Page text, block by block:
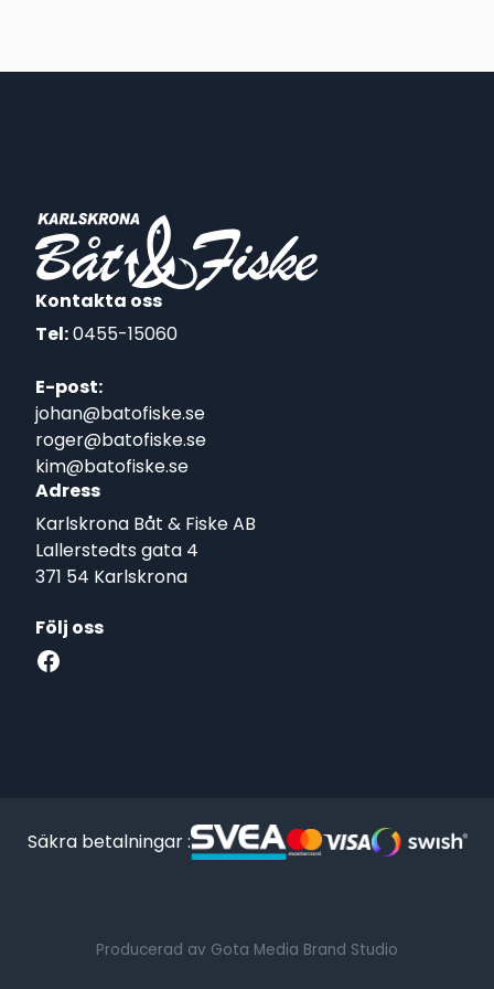
Kontakta oss
Tel:0455-15060
E-post:
johan@batofiske.se
roger@batofiske.se
kim@batofiske.se
Adress
Karlskrona Båt & Fiske AB
Lallerstedts gata 4
371 54 Karlskrona
Följ oss
Facebook
Säkra betalningar :
Producerad av Gota Media Brand Studio